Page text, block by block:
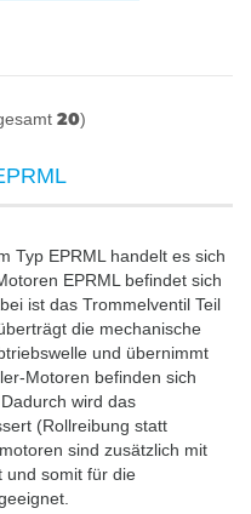
20)
Typ EPRML handelt es sich
EPRML befindet sich
ist das Trommelventil Teil
die mechanische
und übernimmt
Motoren befinden sich
wird das
(Rollreibung statt
sind zusätzlich mit
und somit für die